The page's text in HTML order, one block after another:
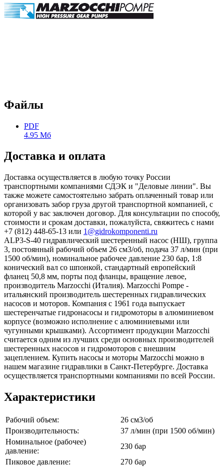
Файлы
PDF
4.95 Мб
Доставка и оплата
Доставка осуществляется в любую точку России
транспортными компаниями СДЭК и "Деловые линии". Вы
также можете самостоятельно забрать оплаченный товар или
организовать забор груза другой транспортной компанией, с
которой у вас заключен договор. Для консультации по способу,
стоимости и срокам доставки, пожалуйста, свяжитесь с нами
+7 (812) 448-65-13 или 1@gidrokomponenti.ru
ALP3-S-40 гидравлический шестеренный насос (НШ), группа
3, постоянный рабочий объем 26 см3/об, подача 37 л/мин (при
1500 об/мин), номинальное рабочее давление 230 бар, 1:8
конический вал со шпонкой, стандартный европейский
фланец 50,8 мм, порты под фланцы, вращение левое,
производитель Marzocchi (Италия). Marzocchi Pompe -
итальянский производитель шестеренных гидравлических
насосов и моторов. Компания с 1961 года выпускает
шестеренчатые гидронасосы и гидромоторы в алюминиевом
корпусе (возможно исполнение с алюминиевыми или
чугунными крышками). Ассортимент продукции Marzocchi
считается одним из лучших среди основных производителей
шестеренных насосов и гидромоторов с внешним
зацеплением. Купить насосы и моторы Marzocchi можно в
нашем магазине гидравлики в Санкт-Петербурге. Доставка
осуществляется транспортными компаниями по всей России.
Характеристики
Рабочий объем:
26 см3/об
Производительность:
37 л/мин (при 1500 об/мин)
Номинальное (рабочее)
давление:
230 бар
Пиковое давление:
270 бар